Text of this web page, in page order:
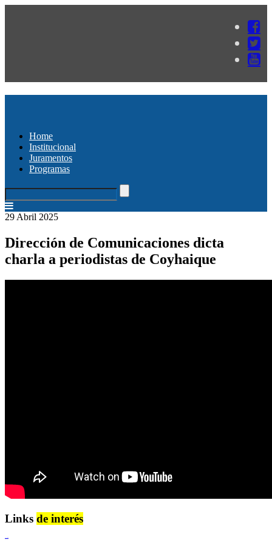
Home
Institucional
Juramentos
Programas
29 Abril 2025
Dirección de Comunicaciones dicta
charla a periodistas de Coyhaique
Links de interés